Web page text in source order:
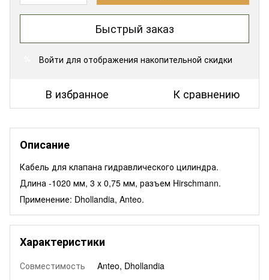
Быстрый заказ
Войти для отображения накопительной скидки
В избранное К сравнению
Описание
Кабель для клапана гидравлического цилиндра.
Длина -1020 мм, 3 x 0,75 мм, разъем Hirschmann.
Применение: Dhollandia, Anteo.
Характеристики
Совместимость Anteo, Dhollandia